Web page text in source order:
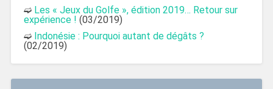
➫ Les « Jeux du Golfe », édition 2019… Retour sur
expérience ! (03/2019)
➫ Indonésie : Pourquoi autant de dégâts ?
(02/2019)